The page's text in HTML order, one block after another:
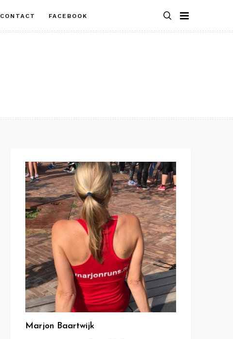
CONTACT FACEBOOK
Marjon Baartwijk